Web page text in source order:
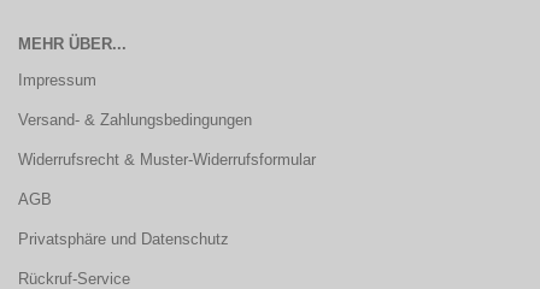
MEHR ÜBER...
Impressum
Versand- & Zahlungsbedingungen
Widerrufsrecht & Muster-Widerrufsformular
AGB
Privatsphäre und Datenschutz
Rückruf-Service